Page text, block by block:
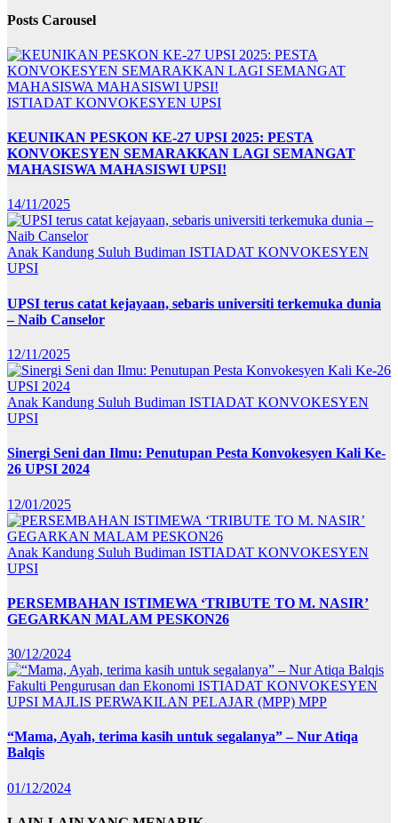
Posts Carousel
ISTIADAT KONVOKESYEN UPSI
KEUNIKAN PESKON KE-27 UPSI 2025: PESTA
KONVOKESYEN SEMARAKKAN LAGI SEMANGAT
MAHASISWA MAHASISWI UPSI!
14/11/2025
Anak Kandung Suluh Budiman ISTIADAT KONVOKESYEN
UPSI
UPSI terus catat kejayaan, sebaris universiti terkemuka dunia
– Naib Canselor
12/11/2025
Anak Kandung Suluh Budiman ISTIADAT KONVOKESYEN
UPSI
Sinergi Seni dan Ilmu: Penutupan Pesta Konvokesyen Kali Ke-
26 UPSI 2024
12/01/2025
Anak Kandung Suluh Budiman ISTIADAT KONVOKESYEN
UPSI
PERSEMBAHAN ISTIMEWA ‘TRIBUTE TO M. NASIR’
GEGARKAN MALAM PESKON26
30/12/2024
Fakulti Pengurusan dan Ekonomi ISTIADAT KONVOKESYEN
UPSI MAJLIS PERWAKILAN PELAJAR (MPP) MPP
“Mama, Ayah, terima kasih untuk segalanya” – Nur Atiqa
Balqis
01/12/2024